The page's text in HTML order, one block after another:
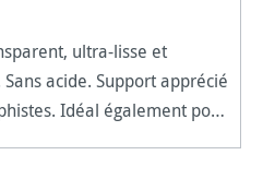
ultra-lisse et
acide. Support apprécié
Idéal également pour